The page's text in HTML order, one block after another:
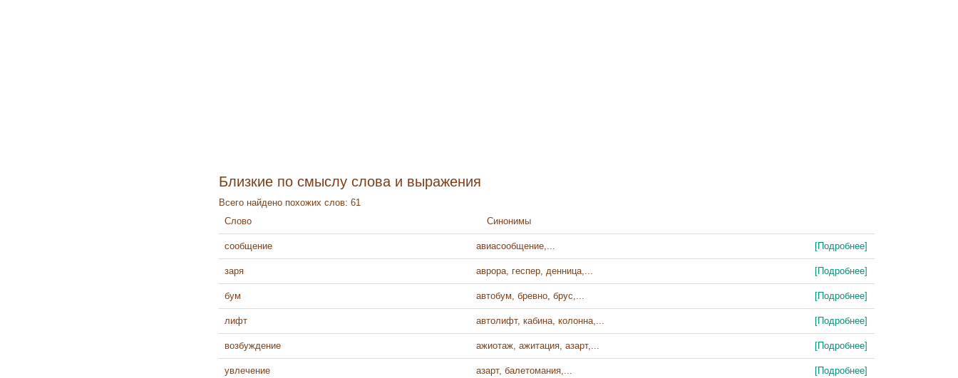
Близкие по смыслу слова и выражения
Всего найдено похожих слов: 61
Слово
Синонимы
сообщение авиасообщение,... [Подробнее]
заря аврора, геспер, денница,... [Подробнее]
бум автобум, бревно, брус,... [Подробнее]
лифт автолифт, кабина, колонна,... [Подробнее]
возбуждение ажиотаж, ажитация, азарт,... [Подробнее]
увлечение азарт, балетомания,... [Подробнее]